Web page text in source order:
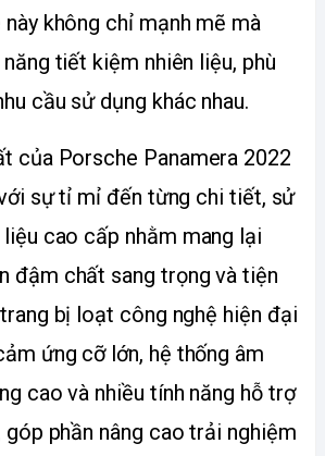
này không chỉ mạnh mẽ mà
tiết kiệm nhiên liệu, phù
cầu sử dụng khác nhau.
của Porsche Panamera 2022
sự tỉ mỉ đến từng chi tiết, sử
cao cấp nhằm mang lại
đậm chất sang trọng và tiện
bị loạt công nghệ hiện đại
ứng cỡ lớn, hệ thống âm
cao và nhiều tính năng hỗ trợ
góp phần nâng cao trải nghiệm